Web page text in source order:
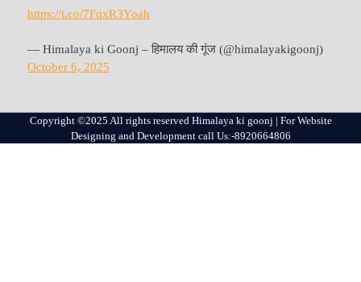
https://t.co/7FqxR3Yoah
— Himalaya ki Goonj – हिमालय की गूंज (@himalayakigoonj)
October 6, 2025
Copyright ©2025 All rights reserved Himalaya ki goonj | For Website
Designing and Development call Us:-8920664806